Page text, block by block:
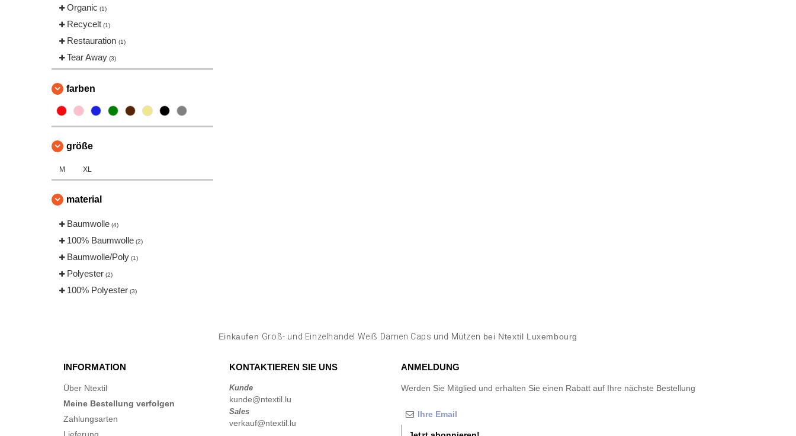
Organic (1)
Recycelt (1)
Restauration (1)
Tear Away (3)
farben
größe
M XL
material
Baumwolle (4)
100% Baumwolle (2)
Baumwolle/Poly (1)
Polyester (2)
100% Polyester (3)
Einkaufen Groß- und Einzelhandel Weiß Damen Caps und Mützen bei Ntextil Luxembourg
INFORMATION
Über Ntextil
Meine Bestellung verfolgen
Zahlungsarten
KONTAKTIEREN SIE UNS
Kunde
kunde@ntextil.lu
Sales
verkauf@ntextil.lu
ANMELDUNG
Werden Sie Mitglied und erhalten Sie einen Rabatt auf Ihre nächste Bestellung